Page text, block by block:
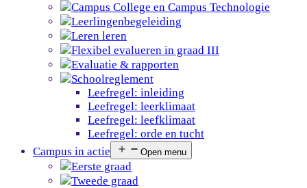
Campus College en Campus Technologie
Leerlingenbegeleiding
Leren leren
Flexibel evalueren in graad III
Evaluatie & rapporten
Schoolreglement
Leefregel: inleiding
Leefregel: leerklimaat
Leefregel: leefklimaat
Leefregel: orde en tucht
Campus in actie
Open menu
Eerste graad
Tweede graad